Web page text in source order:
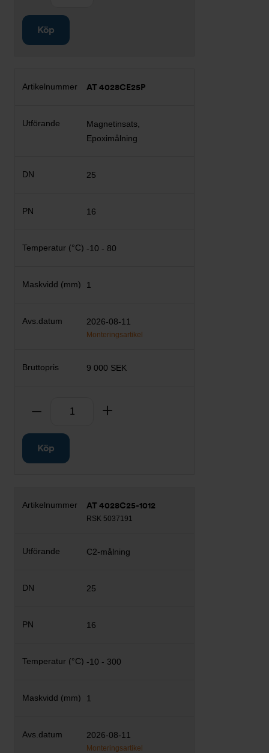
Köp
AT 4028CE25P
Magnetinsats,
Epoximålning
25
16
-10 - 80
1
2026-08-11
Monteringsartikel
9 000 SEK
Ta bort
Köp
AT 4028C25-1012
RSK 5037191
C2-målning
25
16
-10 - 300
1
2026-08-11
Monteringsartikel